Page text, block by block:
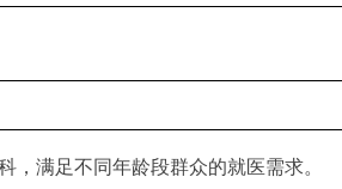
满足不同年龄段群众的就医需求。